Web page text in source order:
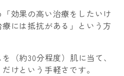
効果の高い治療をしたいけ
には抵抗がある」という方
（約30分程度）肌に当て、
けという手軽さです。